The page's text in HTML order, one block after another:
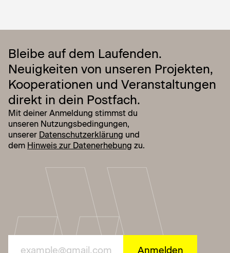
Bleibe auf dem Laufenden.
Neuigkeiten von unseren Projekten,
Kooperationen und Veranstaltungen
direkt in dein Postfach.
Mit deiner Anmeldung stimmst du
unseren Nutzungsbedingungen,
unserer Datenschutzerklärung und
dem Hinweis zur Datenerhebung zu.